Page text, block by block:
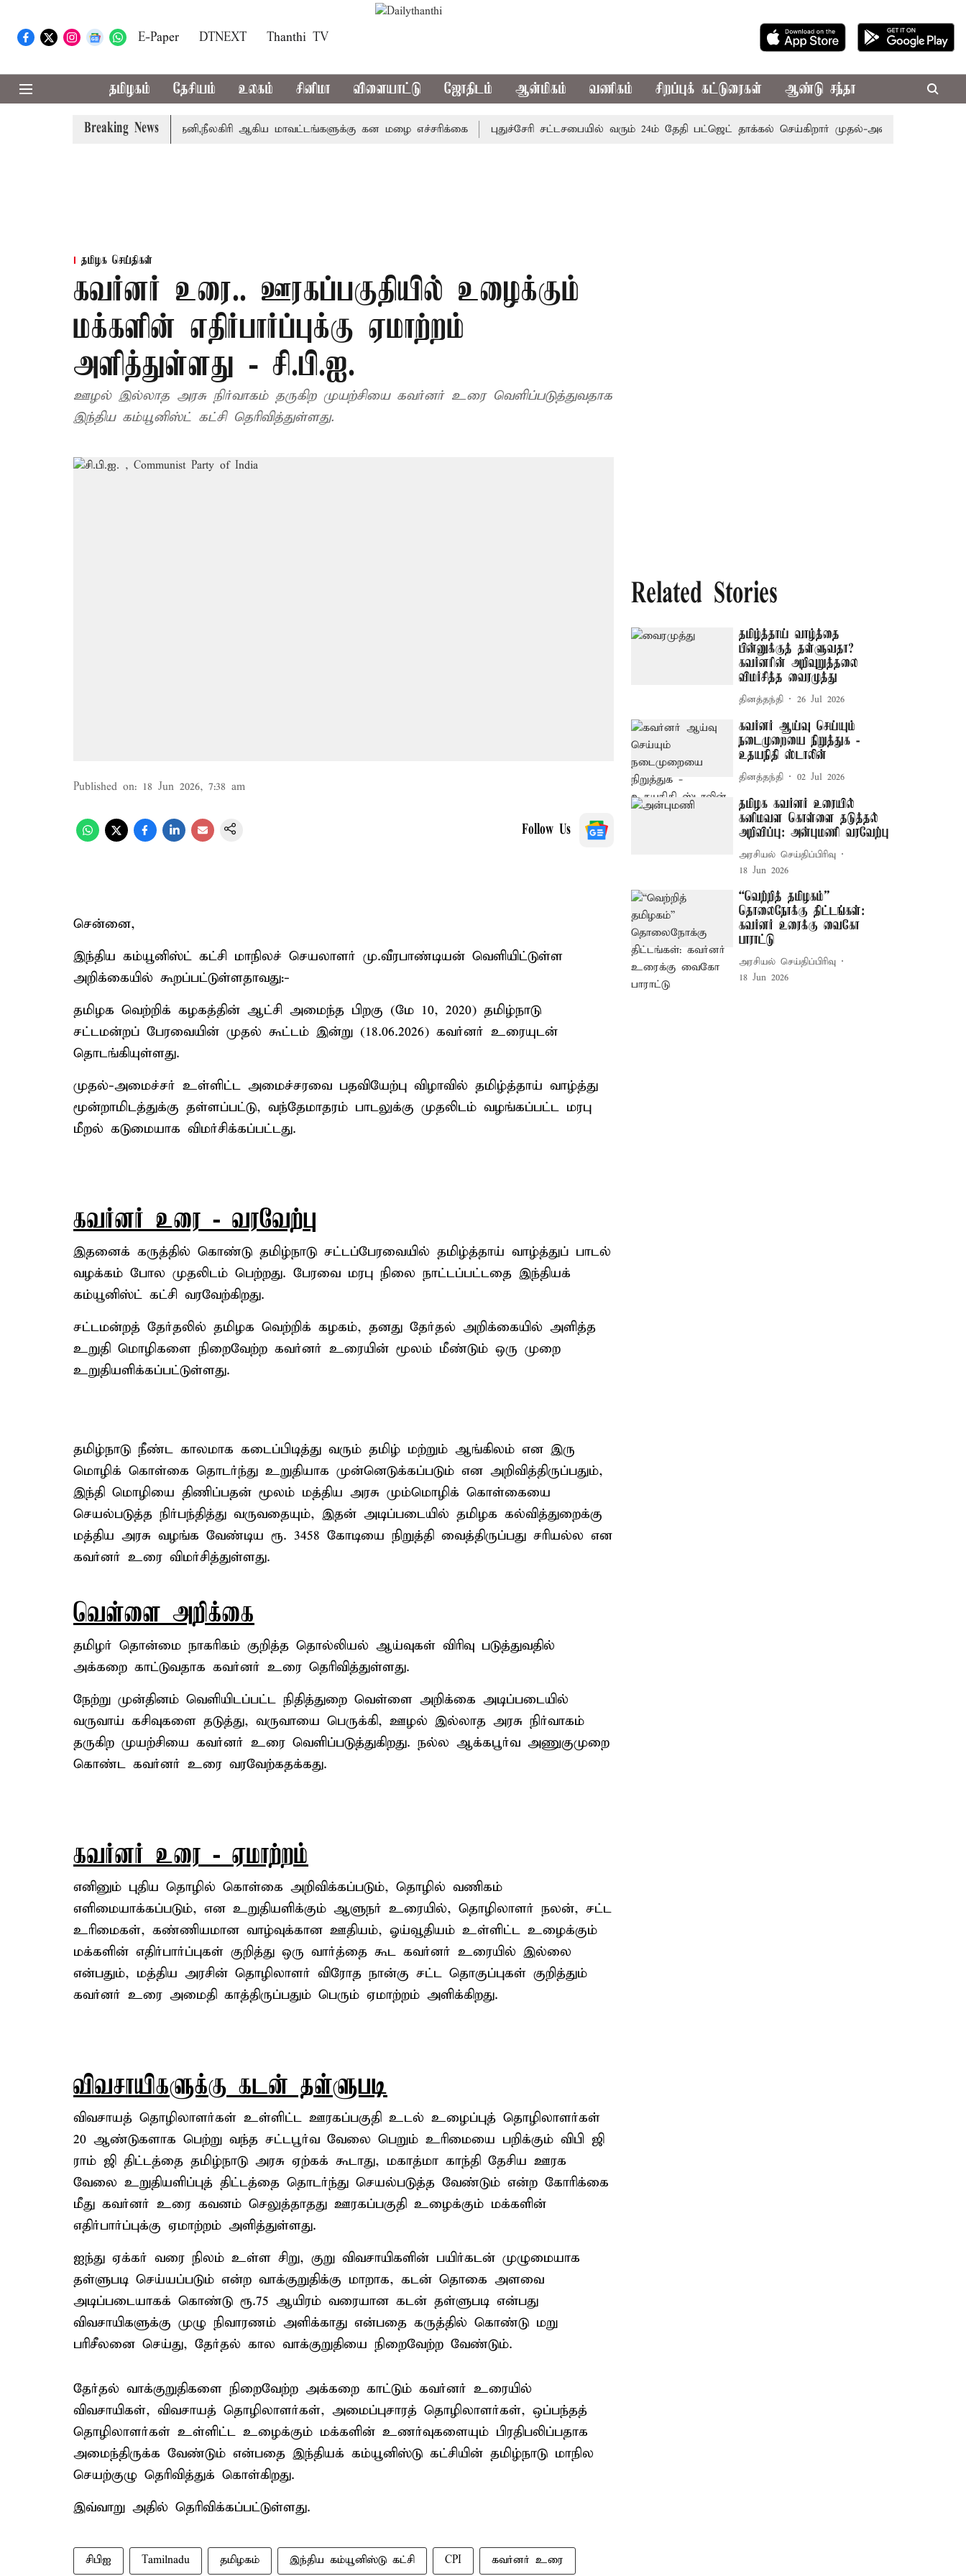
E-Paper DTNEXT Thanthi TV
தமிழகம் தேசியம் உலகம் சினிமா விளையாட்டு ஜோதிடம் ஆன்மிகம் வணிகம் சிறப்புக் கட்டுரைகள் ஆண்டு சந்தா
Breaking News
கோவை, தேனி,நீலகிரி ஆகிய மாவட்டங்களுக்கு கன மழை எச்சரிக்கை புதுச்சேரி சட்டசபையில் வரும் 24ம் தேதி பட்ஜெட் தாக்கல் செய்கிறார் முதல்-அமைச்சர் ரங்கசாமி
தமிழக செய்திகள்
கவர்னர் உரை.. ஊரகப்பகுதியில் உழைக்கும்
மக்களின் எதிர்பார்ப்புக்கு ஏமாற்றம்
அளித்துள்ளது - சி.பி.ஐ.
ஊழல் இல்லாத அரசு நிர்வாகம் தருகிற முயற்சியை கவர்னர் உரை வெளிப்படுத்துவதாக
இந்திய கம்யூனிஸ்ட் கட்சி தெரிவித்துள்ளது.
Published on: 18 Jun 2026, 7:38 am
Follow Us
சென்னை,
இந்திய கம்யூனிஸ்ட் கட்சி மாநிலச் செயலாளர் மு.வீரபாண்டியன் வெளியிட்டுள்ள
அறிக்கையில் கூறப்பட்டுள்ளதாவது:-
தமிழக வெற்றிக் கழகத்தின் ஆட்சி அமைந்த பிறகு (மே 10, 2020) தமிழ்நாடு
சட்டமன்றப் பேரவையின் முதல் கூட்டம் இன்று (18.06.2026) கவர்னர் உரையுடன்
தொடங்கியுள்ளது.
முதல்-அமைச்சர் உள்ளிட்ட அமைச்சரவை பதவியேற்பு விழாவில் தமிழ்த்தாய் வாழ்த்து
மூன்றாமிடத்துக்கு தள்ளப்பட்டு, வந்தேமாதரம் பாடலுக்கு முதலிடம் வழங்கப்பட்ட மரபு
மீறல் கடுமையாக விமர்சிக்கப்பட்டது.
கவர்னர் உரை - வரவேற்பு
இதனைக் கருத்தில் கொண்டு தமிழ்நாடு சட்டப்பேரவையில் தமிழ்த்தாய் வாழ்த்துப் பாடல்
வழக்கம் போல முதலிடம் பெற்றது. பேரவை மரபு நிலை நாட்டப்பட்டதை இந்தியக்
கம்யூனிஸ்ட் கட்சி வரவேற்கிறது.
சட்டமன்றத் தேர்தலில் தமிழக வெற்றிக் கழகம், தனது தேர்தல் அறிக்கையில் அளித்த
உறுதி மொழிகளை நிறைவேற்ற கவர்னர் உரையின் மூலம் மீண்டும் ஒரு முறை
உறுதியளிக்கப்பட்டுள்ளது.
தமிழ்நாடு நீண்ட காலமாக கடைப்பிடித்து வரும் தமிழ் மற்றும் ஆங்கிலம் என இரு
மொழிக் கொள்கை தொடர்ந்து உறுதியாக முன்னெடுக்கப்படும் என அறிவித்திருப்பதும்,
இந்தி மொழியை திணிப்பதன் மூலம் மத்திய அரசு மும்மொழிக் கொள்கையை
செயல்படுத்த நிர்பந்தித்து வருவதையும், இதன் அடிப்படையில் தமிழக கல்வித்துறைக்கு
மத்திய அரசு வழங்க வேண்டிய ரூ. 3458 கோடியை நிறுத்தி வைத்திருப்பது சரியல்ல என
கவர்னர் உரை விமர்சித்துள்ளது.
வெள்ளை அறிக்கை
தமிழர் தொன்மை நாகரிகம் குறித்த தொல்லியல் ஆய்வுகள் விரிவு படுத்துவதில்
அக்கறை காட்டுவதாக கவர்னர் உரை தெரிவித்துள்ளது.
நேற்று முன்தினம் வெளியிடப்பட்ட நிதித்துறை வெள்ளை அறிக்கை அடிப்படையில்
வருவாய் கசிவுகளை தடுத்து, வருவாயை பெருக்கி, ஊழல் இல்லாத அரசு நிர்வாகம்
தருகிற முயற்சியை கவர்னர் உரை வெளிப்படுத்துகிறது. நல்ல ஆக்கபூர்வ அணுகுமுறை
கொண்ட கவர்னர் உரை வரவேற்கதக்கது.
கவர்னர் உரை - ஏமாற்றம்
எனினும் புதிய தொழில் கொள்கை அறிவிக்கப்படும், தொழில் வணிகம்
எளிமையாக்கப்படும், என உறுதியளிக்கும் ஆளுநர் உரையில், தொழிலாளர் நலன், சட்ட
உரிமைகள், கண்ணியமான வாழ்வுக்கான ஊதியம், ஓய்வூதியம் உள்ளிட்ட உழைக்கும்
மக்களின் எதிர்பார்ப்புகள் குறித்து ஒரு வார்த்தை கூட கவர்னர் உரையில் இல்லை
என்பதும், மத்திய அரசின் தொழிலாளர் விரோத நான்கு சட்ட தொகுப்புகள் குறித்தும்
கவர்னர் உரை அமைதி காத்திருப்பதும் பெரும் ஏமாற்றம் அளிக்கிறது.
விவசாயிகளுக்கு கடன் தள்ளுபடி
விவசாயத் தொழிலாளர்கள் உள்ளிட்ட ஊரகப்பகுதி உடல் உழைப்புத் தொழிலாளர்கள்
20 ஆண்டுகளாக பெற்று வந்த சட்டபூர்வ வேலை பெறும் உரிமையை பறிக்கும் விபி ஜி
ராம் ஜி திட்டத்தை தமிழ்நாடு அரசு ஏற்கக் கூடாது, மகாத்மா காந்தி தேசிய ஊரக
வேலை உறுதியளிப்புத் திட்டத்தை தொடர்ந்து செயல்படுத்த வேண்டும் என்ற கோரிக்கை
மீது கவர்னர் உரை கவனம் செலுத்தாதது ஊரகப்பகுதி உழைக்கும் மக்களின்
எதிர்பார்ப்புக்கு ஏமாற்றம் அளித்துள்ளது.
ஐந்து ஏக்கர் வரை நிலம் உள்ள சிறு, குறு விவசாயிகளின் பயிர்கடன் முழுமையாக
தள்ளுபடி செய்யப்படும் என்ற வாக்குறுதிக்கு மாறாக, கடன் தொகை அளவை
அடிப்படையாகக் கொண்டு ரூ.75 ஆயிரம் வரையான கடன் தள்ளுபடி என்பது
விவசாயிகளுக்கு முழு நிவாரணம் அளிக்காது என்பதை கருத்தில் கொண்டு மறு
பரிசீலனை செய்து, தேர்தல் கால வாக்குறுதியை நிறைவேற்ற வேண்டும்.
தேர்தல் வாக்குறுதிகளை நிறைவேற்ற அக்கறை காட்டும் கவர்னர் உரையில்
விவசாயிகள், விவசாயத் தொழிலாளர்கள், அமைப்புசாரத் தொழிலாளர்கள், ஒப்பந்தத்
தொழிலாளர்கள் உள்ளிட்ட உழைக்கும் மக்களின் உணர்வுகளையும் பிரதிபலிப்பதாக
அமைந்திருக்க வேண்டும் என்பதை இந்தியக் கம்யூனிஸ்டு கட்சியின் தமிழ்நாடு மாநில
செயற்குழு தெரிவித்துக் கொள்கிறது.
இவ்வாறு அதில் தெரிவிக்கப்பட்டுள்ளது.
சிபிஐ Tamilnadu தமிழகம் இந்திய கம்யூனிஸ்டு கட்சி CPI கவர்னர் உரை
Related Stories
தமிழ்த்தாய் வாழ்த்தை
பின்னுக்குத் தள்ளுவதா?
கவர்னரின் அறிவுறுத்தலை
விமர்சித்த வைரமுத்து
தினத்தந்தி 26 Jul 2026
கவர்னர் ஆய்வு செய்யும்
நடைமுறையை நிறுத்துக -
உதயநிதி ஸ்டாலின்
தினத்தந்தி 02 Jul 2026
தமிழக கவர்னர் உரையில்
கனிமவள கொள்ளை தடுத்தல்
அறிவிப்பு: அன்புமணி வரவேற்பு
அரசியல் செய்திப்பிரிவு
18 Jun 2026
“வெற்றித் தமிழகம்”
தொலைநோக்கு திட்டங்கள்:
கவர்னர் உரைக்கு வைகோ
பாராட்டு
அரசியல் செய்திப்பிரிவு
18 Jun 2026